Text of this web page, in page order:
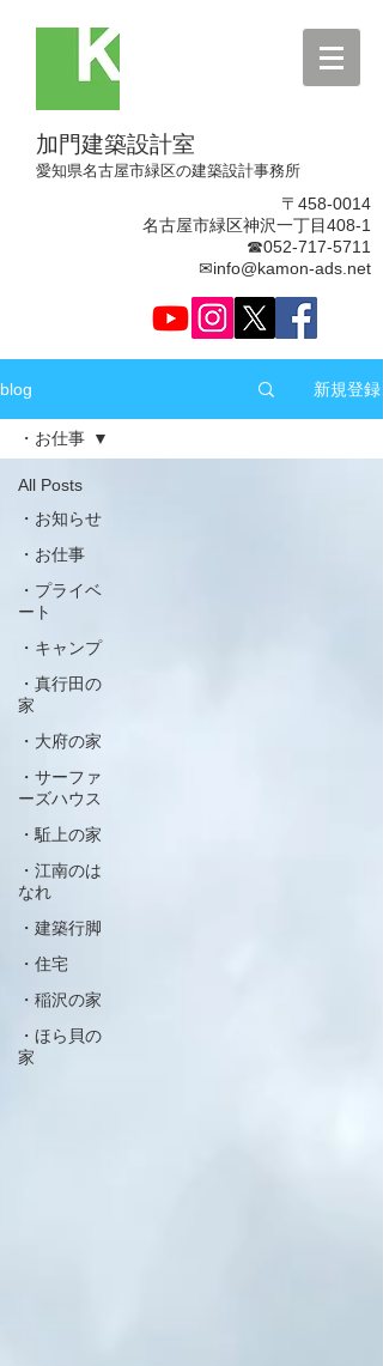
​愛知県名古屋市緑区の建築設計事務所
加門建築設計室
〒458-0014
名古屋市緑区神沢一丁目408-1
☎052-717-5711
✉info@kamon-ads.net
blog 新規登録
All Posts
・お知らせ
・お仕事
・プライベ
ート
・キャンプ
・真行田の
家
・大府の家
・サーファ
ーズハウス
・駈上の家
・江南のは
なれ
・建築行脚
・住宅
・稲沢の家
・ほら貝の
家
・お仕事